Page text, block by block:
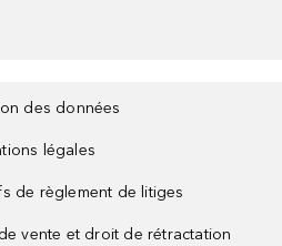
des données
légales
de règlement de litiges
vente et droit de rétractation